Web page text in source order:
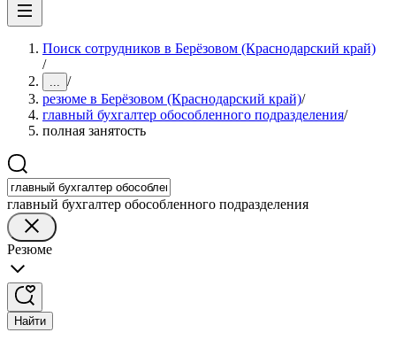
Поиск сотрудников в Берёзовом (Краснодарский край)
/
... /
резюме в Берёзовом (Краснодарский край)/
главный бухгалтер обособленного подразделения/
полная занятость
главный бухгалтер обособленного подразделения
Резюме
Найти